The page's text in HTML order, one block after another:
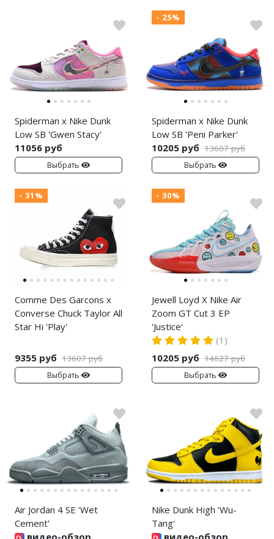
Spiderman x Nike Dunk
Low SB 'Gwen Stacy'
11056 руб
Выбрать
- 25%
Spiderman x Nike Dunk
Low SB 'Peni Parker'
10205 руб 13607 руб
Выбрать
- 31%
Comme Des Garcons x
Converse Chuck Taylor All
Star Hi 'Play'
9355 руб 13607 руб
Выбрать
- 30%
Jewell Loyd X Nike Air
Zoom GT Cut 3 EP
'Justice'
(1)
10205 руб 14627 руб
Выбрать
Air Jordan 4 SE 'Wet
Cement'
видео-обзор
Nike Dunk High 'Wu-
Tang'
видео-обзор